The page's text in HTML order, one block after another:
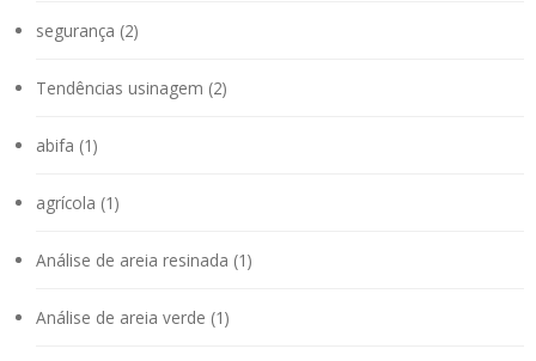
segurança (2)
Tendências usinagem (2)
abifa (1)
agrícola (1)
Análise de areia resinada (1)
Análise de areia verde (1)